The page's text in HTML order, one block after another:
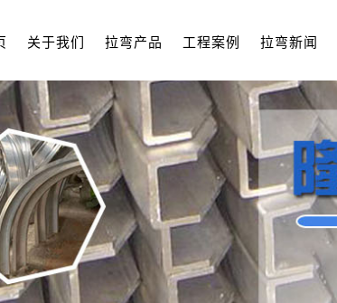
关于我们 拉弯产品 工程案例 拉弯新闻